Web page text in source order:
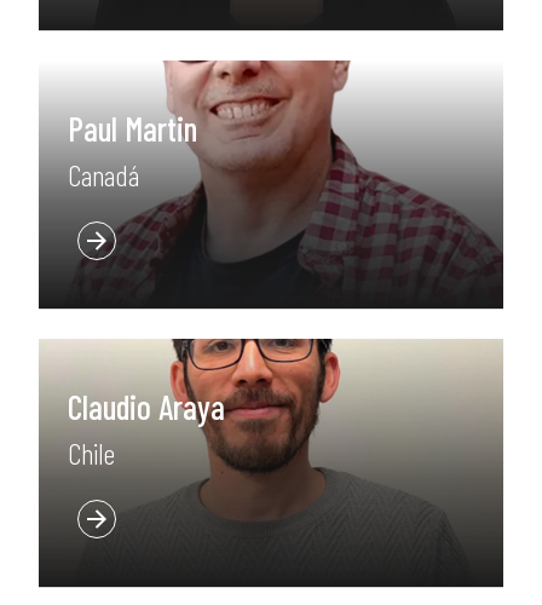
Paul Martin
Canadá
Claudio Araya
Chile